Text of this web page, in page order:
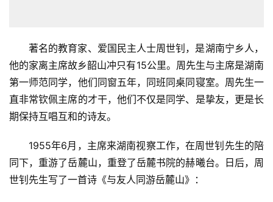
著名的教育家、爱国民主人士周世钊，是湖南宁乡人，
他的家离主席故乡韶山冲只有15公里。周先生与主席是湖南
第一师范同学，他们同窗五年，同班同桌同寝室。周先生一
直非常钦佩主席的才干，他们不仅是同学、是挚友，更是长
期保持互唱互和的诗友。
1955年6月，主席来湖南视察工作，在周世钊先生的陪
同下，重游了岳麓山，重登了岳麓书院的赫曦台。日后，周
世钊先生写了一首诗《与友人同游岳麓山》：